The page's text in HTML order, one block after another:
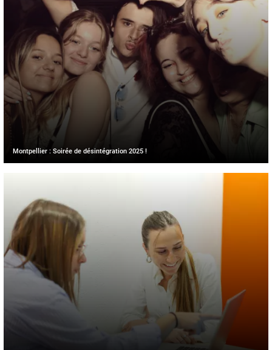
Montpellier : Soirée de désintégration 2025 !